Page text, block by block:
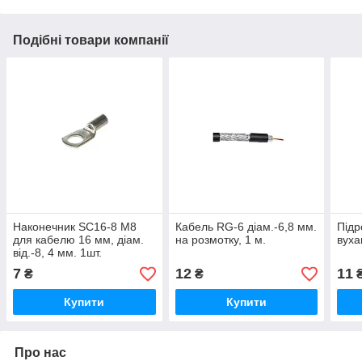
Подібні товари компанії
Наконечник SC16-8 M8
для кабелю 16 мм, діам.
від.-8, 4 мм. 1шт.
7 ₴
Купити
Кабель RG-6 діам.-6,8 мм.
на розмотку, 1 м.
12₴
Купити
11
Про нас